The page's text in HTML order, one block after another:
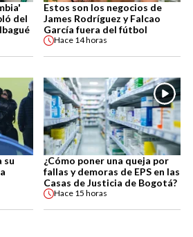
del
Estos son los negocios de
James Rodríguez y Falcao
García fuera del fútbol
Hace 14 horas
su
¿Cómo poner una queja por
fallas y demoras de EPS en las
Casas de Justicia de Bogotá?
Hace 15 horas